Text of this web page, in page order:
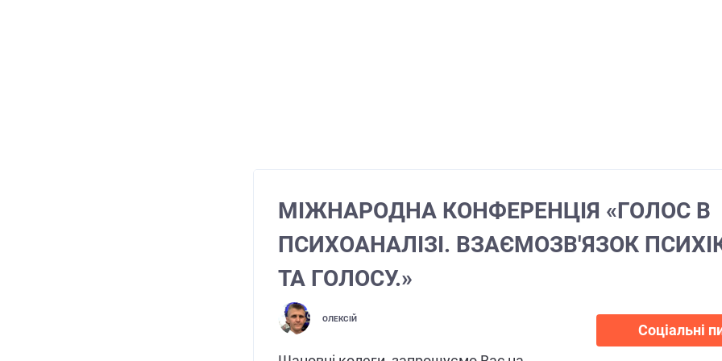
МІЖНАРОДНА КОНФЕРЕНЦІЯ «ГОЛОС В
ПСИХОАНАЛІЗІ. ВЗАЄМОЗВ'ЯЗОК
ТА ГОЛОСУ.»
ОЛЕКСІЙ
Соціальні